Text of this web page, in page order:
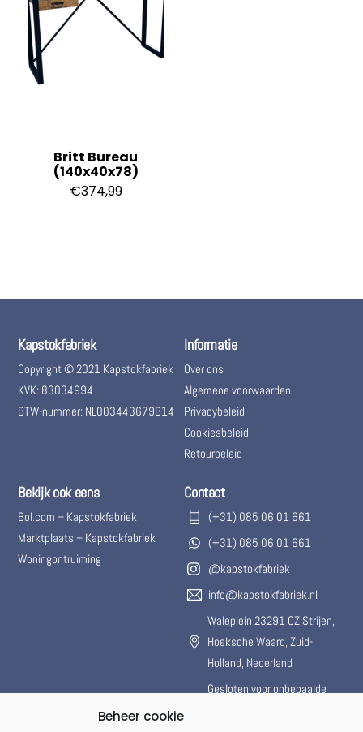
Beheer cookie
Britt Bureau
(140x40x78)
€374,99
Kapstokfabriek
Copyright © 2021 Kapstokfabriek
KVK: 83034994
BTW-nummer: NL003443679B14
Informatie
Over ons
Algemene voorwaarden
Privacybeleid
Cookiesbeleid
Retourbeleid
Bekijk ook eens
Bol.com – Kapstokfabriek
Marktplaats – Kapstokfabriek
Woningontruiming
Contact
(+31) 085 06 01 661
(+31) 085 06 01 661
@kapstokfabriek
info@kapstokfabriek.nl
Waleplein 23291 CZ Strijen,
Hoeksche Waard, Zuid-
Holland, Nederland
Gesloten voor onbepaalde